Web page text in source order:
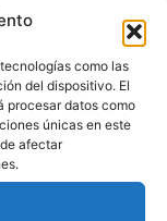
como las
del dispositivo. El
procesar datos como
únicas en este
afectar
San Jose
en Madrid